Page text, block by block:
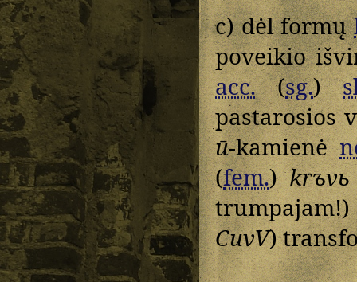
c) dėl formų
poveikio
acc.(sg.)
pastarosios
ū-kamienė
(fem.)krъvь
CuvV)